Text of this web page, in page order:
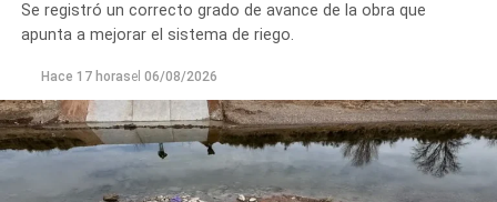
Se registró un correcto grado de avance de la obra que
apunta a mejorar el sistema de riego.
Hace 17 horasel 06/08/2026